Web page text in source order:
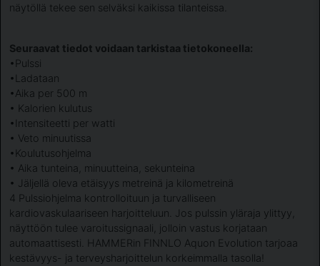
näytöllä tekee sen selväksi kaikissa tilanteissa.
Seuraavat tiedot voidaan tarkistaa tietokoneella:
•Pulssi
•Ladataan
•Aika per 500 m
• Kalorien kulutus
•Intensiteetti per watti
• Veto minuutissa
•Koulutusohjelma
• Aika tunteina, minuutteina, sekunteina
• Jäljellä oleva etäisyys metreinä ja kilometreinä
4 Pulssiohjelma kontrolloituun ja turvalliseen
kardiovaskulaariseen harjoitteluun. Jos pulssin yläraja ylittyy,
näyttöön tulee varoitussignaali, jolloin vastus korjataan
automaattisesti. HAMMERin FINNLO Aquon Evolution tarjoaa
kestävyys- ja terveysharjoittelun korkeimmalla tasolla!